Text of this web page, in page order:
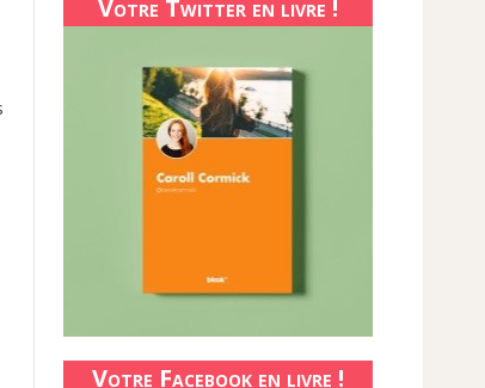
Votre Twitter en livre !
Votre Facebook en livre !